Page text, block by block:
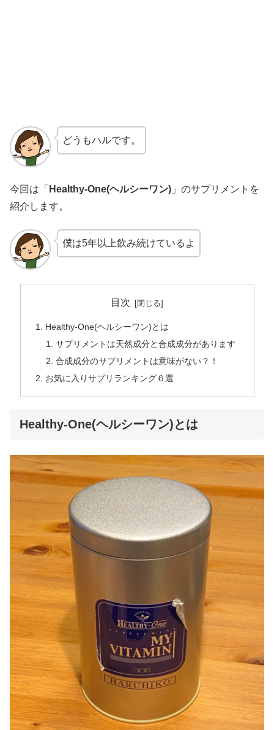
どうもハルです。
今回は「 Healthy-One(ヘルシーワン) 」のサプリメントを
紹介します。
僕は5年以上飲み続けているよ
目次
Healthy-One(ヘルシーワン)とは
サプリメントは天然成分と合成成分があります
合成成分のサプリメントは意味がない？！
お気に入りサプリランキング６選
Healthy-One(ヘルシーワン)とは